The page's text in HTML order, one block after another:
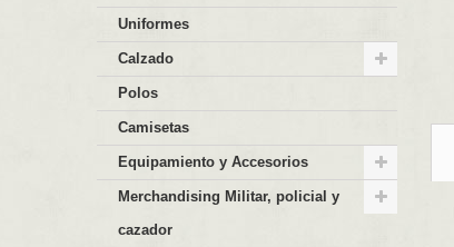
Uniformes
Calzado
Polos
Camisetas
Equipamiento y Accesorios
Merchandising Militar, policial y
cazador